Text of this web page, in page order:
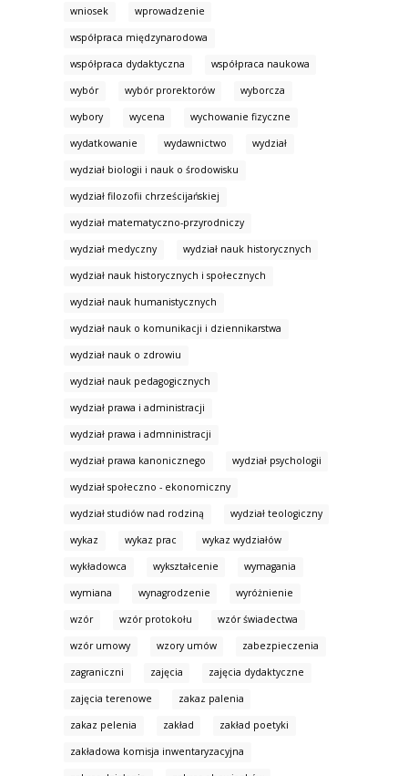
wniosek wprowadzenie
współpraca międzynarodowa
współpraca dydaktyczna współpraca naukowa
wybór wybór prorektorów wyborcza
wybory wycena wychowanie fizyczne
wydatkowanie wydawnictwo wydział
wydział biologii i nauk o środowisku
wydział filozofii chrześcijańskiej
wydział matematyczno-przyrodniczy
wydział medyczny wydział nauk historycznych
wydział nauk historycznych i społecznych
wydział nauk humanistycznych
wydział nauk o komunikacji i dziennikarstwa
wydział nauk o zdrowiu
wydział nauk pedagogicznych
wydział prawa i administracji
wydział prawa i admninistracji
wydział prawa kanonicznego wydział psychologii
wydział społeczno - ekonomiczny
wydział studiów nad rodziną wydział teologiczny
wykaz wykaz prac wykaz wydziałów
wykładowca wykształcenie wymagania
wymiana wynagrodzenie wyróżnienie
wzór wzór protokołu wzór świadectwa
wzór umowy wzory umów zabezpieczenia
zagraniczni zajęcia zajęcia dydaktyczne
zajęcia terenowe zakaz palenia
zakaz pelenia zakład zakład poetyki
zakładowa komisja inwentaryzacyjna